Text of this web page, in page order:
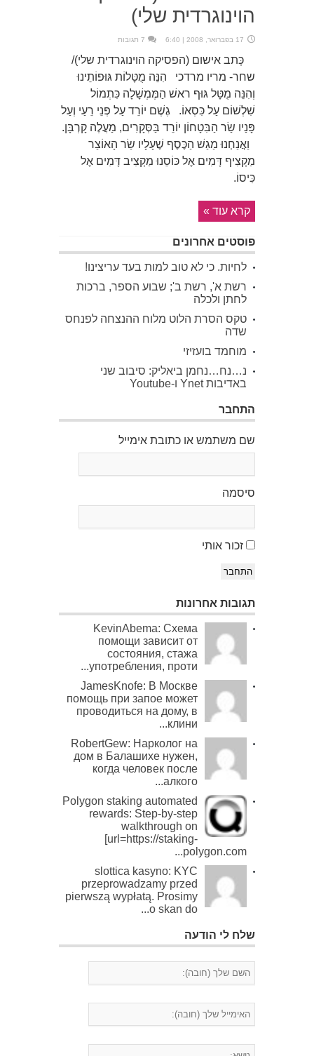
הוינוגרדית שלי)
17 בפברואר, 2008 | 6:40 7 תגובות
כְּתב אישום (הפסיקה הוינוגרדית שלי)/
שחר- מריו מרדכי הִנֵּה מֻטָּלוֹת גּוּפוֹתֵינוּ
וְהִנֵּה מֻטָּל גּוּף ראשׁ הַמֶּמְשָׁלָה כִּתְמוֹל
שִׁלְשׁוֹם עַל כִּסְאוֹ. גֶשֶׁם יוֹרֵד עַל פְּנֵי רֵעַי וְעַל
פָּנַיו שַׂר הַבִּטָחוֹן יוֹרֵד בַּסְּקָרִים, מַעֲלֶה קָרְבָּן.
וַאֲנַחְנוּ מַגַשׁ הַכֶּסֶף שֶׁעָלָיו שַׂר הָאוֹצַר
מַקְצִיף דָּמִים אֶל כּוֹסֵנוּ מַקְצִיב דָּמִים אֶל
כִּיסוֹ.
קרא עוד »
פוסטים אחרונים
לחיות. כי לא טוב למות בעד עריצינו!
רשת א', רשת ב'; שבוע הספר, ברכות
לחתן ולכלה
טקס הסרת הלוט מלוח ההנצחה לפנחס
שדה
מוחמד בועזיזי
נ…נח…נחמן ביאליק: סיבוב שני
באדיבות Ynet ו-Youtube
התחבר
שם משתמש או כתובת אימייל
סיסמה
זכור אותי
התחבר
תגובות אחרונות
KevinAbema: Схема
помощи зависит от
состояния, стажа
употребления, проти...
JamesKnofe: В Москве
помощь при запое может
проводиться на дому, в
клини...
RobertGew: Нарколог на
дом в Балашихе нужен,
когда человек после
алкого...
Polygon staking automated
rewards: Step-by-step
walkthrough on
[url=https://staking-
polygon.com...
slottica kasyno: KYC
przeprowadzamy przed
pierwszą wypłatą. Prosimy
o skan do...
שלח לי הודעה